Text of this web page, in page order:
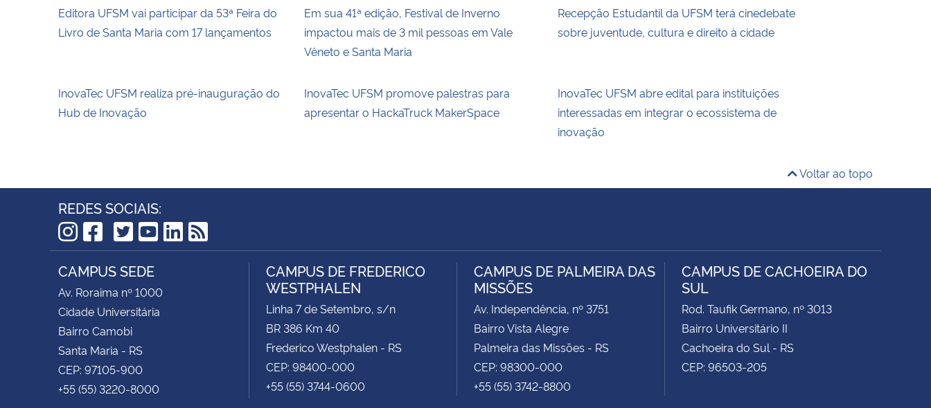
Editora UFSM vai participar da 53ª Feira do
Livro de Santa Maria com 17 lançamentos
Em sua 41ª edição, Festival de Inverno
impactou mais de 3 mil pessoas em Vale
Vêneto e Santa Maria
Recepção Estudantil da UFSM terá cinedebate
sobre juventude, cultura e direito à cidade
InovaTec UFSM realiza pré-inauguração do
Hub de Inovação
InovaTec UFSM promove palestras para
apresentar o HackaTruck MakerSpace
InovaTec UFSM abre edital para instituições
interessadas em integrar o ecossistema de
inovação
Voltar ao topo
REDES SOCIAIS:
Instagram
Facebook
TikTok
Twitter
YouTube
LinkedIn
RSS
CAMPUS SEDE
Av. Roraima nº 1000
Cidade Universitária
Bairro Camobi
Santa Maria - RS
CEP: 97105-900
+55 (55) 3220-8000
CAMPUS DE FREDERICO
WESTPHALEN
Linha 7 de Setembro, s/n
BR 386 Km 40
Frederico Westphalen - RS
CEP: 98400-000
+55 (55) 3744-0600
CAMPUS DE PALMEIRA DAS
MISSÕES
Av. Independência, nº 3751
Bairro Vista Alegre
Palmeira das Missões - RS
CEP: 98300-000
+55 (55) 3742-8800
CAMPUS DE CACHOEIRA DO
SUL
Rod. Taufik Germano, nº 3013
Bairro Universitário II
Cachoeira do Sul - RS
CEP: 96503-205